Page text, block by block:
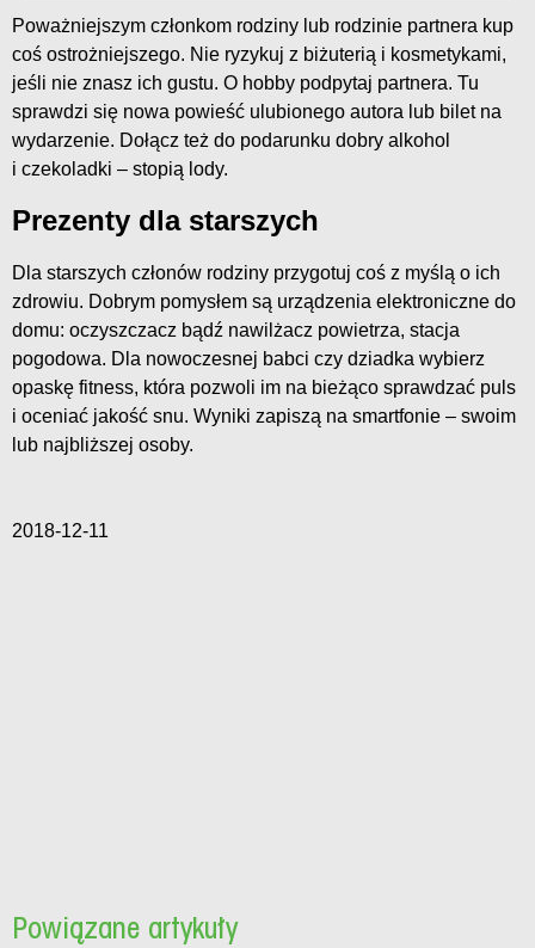
Poważniejszym członkom rodziny lub rodzinie partnera kup
coś ostrożniejszego. Nie ryzykuj z biżuterią i kosmetykami,
jeśli nie znasz ich gustu. O hobby podpytaj partnera. Tu
sprawdzi się nowa powieść ulubionego autora lub bilet na
wydarzenie. Dołącz też do podarunku dobry alkohol
i czekoladki – stopią lody.
Prezenty dla starszych
Dla starszych członów rodziny przygotuj coś z myślą o ich
zdrowiu. Dobrym pomysłem są urządzenia elektroniczne do
domu: oczyszczacz bądź nawilżacz powietrza, stacja
pogodowa. Dla nowoczesnej babci czy dziadka wybierz
opaskę fitness, która pozwoli im na bieżąco sprawdzać puls
i oceniać jakość snu. Wyniki zapiszą na smartfonie – swoim
lub najbliższej osoby.
2018-12-11
Powiązane artykuły